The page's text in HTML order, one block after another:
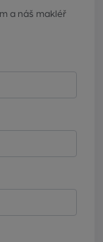
a náš makléř